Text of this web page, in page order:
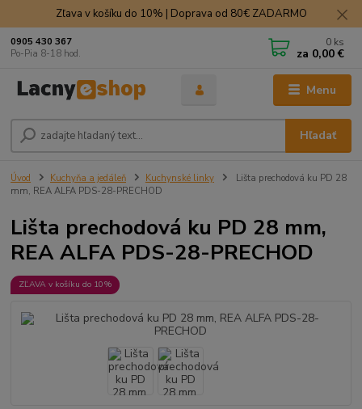
Zľava v košíku do 10% | Doprava od 80€ ZADARMO
Menu
Hľadať
0905 430 367
Po-Pia 8-18 hod.
0 ks
za 0,00 €
Úvod Kuchyňa a jedáleň Kuchynské linky
Lišta prechodová ku PD 28
mm, REA ALFA PDS-28-PRECHOD
Lišta prechodová ku PD 28 mm,
REA ALFA PDS-28-PRECHOD
ZĽAVA v košíku do 10%